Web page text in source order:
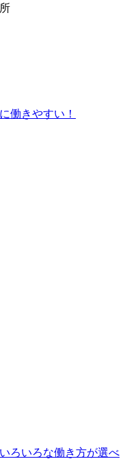
働きやすい！
ろいろな働き方が選べ